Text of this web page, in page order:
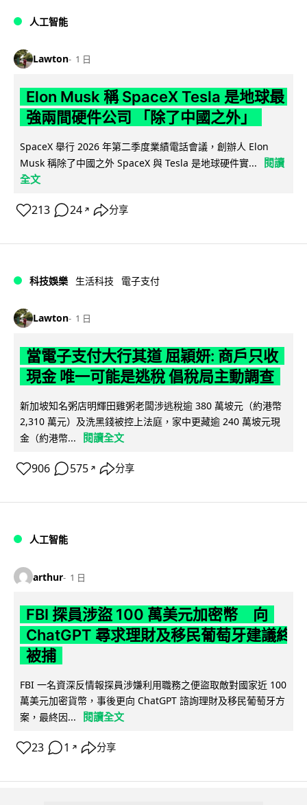
人工智能
Lawton 1 日
Elon Musk 稱 SpaceX Tesla 是地球最
強兩間硬件公司 「除了中國之外」
SpaceX 舉行 2026 年第二季度業績電話會議，創辦人 Elon
Musk 稱除了中國之外 SpaceX 與 Tesla 是地球硬件實...
閱讀
全文
213 24 ↗ 分享
科技娛樂 生活科技 電子支付
Lawton 1 日
當電子支付大行其道 屈穎妍: 商戶只收
現金 唯一可能是逃稅 倡稅局主動調查
新加坡知名粥店明輝田雞粥老闆涉逃稅逾 380 萬坡元（約港幣
2,310 萬元）及洗黑錢被控上法庭，家中更藏逾 240 萬坡元現
金（約港幣...
閱讀全文
906 575 ↗ 分享
人工智能
arthur 1 日
FBI 探員涉盜 100 萬美元加密幣 向
ChatGPT 尋求理財及移民葡萄牙建議終
被捕
FBI 一名資深反情報探員涉嫌利用職務之便盜取敵對國家近 100
萬美元加密貨幣，事後更向 ChatGPT 諮詢理財及移民葡萄牙方
案，最終因...
閱讀全文
23 1 ↗ 分享